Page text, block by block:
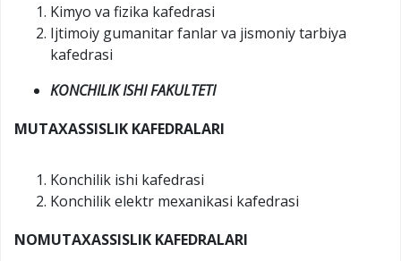
Kimyo va fizika kafedrasi
Ijtimoiy gumanitar fanlar va jismoniy tarbiya
kafedrasi
KONCHILIK ISHI FAKULTETI
MUTAXASSISLIK KAFEDRALARI
Konchilik ishi kafedrasi
Konchilik elektr mexanikasi kafedrasi
NOMUTAXASSISLIK KAFEDRALARI